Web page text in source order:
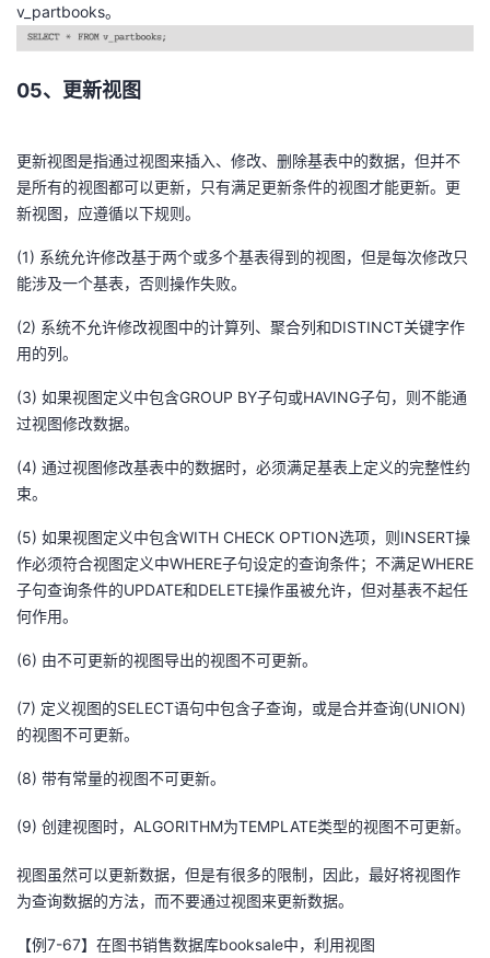
v_partbooks。
05、更新视图
更新视图是指通过视图来插入、修改、删除基表中的数据，但并不
是所有的视图都可以更新，只有满足更新条件的视图才能更新。更
新视图，应遵循以下规则。
(1) 系统允许修改基于两个或多个基表得到的视图，但是每次修改只
能涉及一个基表，否则操作失败。
(2) 系统不允许修改视图中的计算列、聚合列和DISTINCT关键字作
用的列。
(3) 如果视图定义中包含GROUP BY子句或HAVING子句，则不能通
过视图修改数据。
(4) 通过视图修改基表中的数据时，必须满足基表上定义的完整性约
束。
(5) 如果视图定义中包含WITH CHECK OPTION选项，则INSERT操
作必须符合视图定义中WHERE子句设定的查询条件；不满足WHERE
子句查询条件的UPDATE和DELETE操作虽被允许，但对基表不起任
何作用。
(6) 由不可更新的视图导出的视图不可更新。
(7) 定义视图的SELECT语句中包含子查询，或是合并查询(UNION)
的视图不可更新。
(8) 带有常量的视图不可更新。
(9) 创建视图时，ALGORITHM为TEMPLATE类型的视图不可更新。
视图虽然可以更新数据，但是有很多的限制，因此，最好将视图作
为查询数据的方法，而不要通过视图来更新数据。
【例7-67】在图书销售数据库booksale中，利用视图